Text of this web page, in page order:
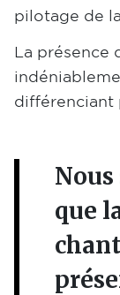
pilotage de
La présence
différenciant
que